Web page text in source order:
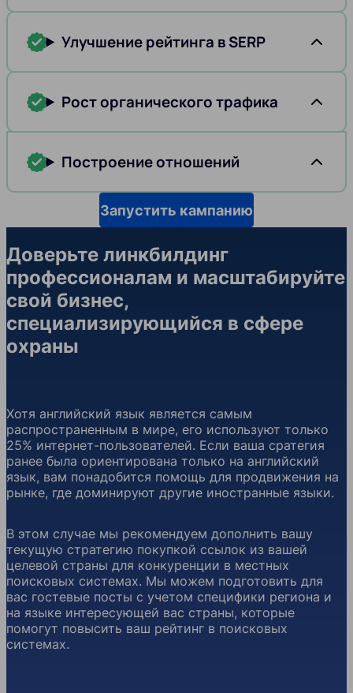
Улучшение рейтинга в SERP
Рост органического трафика
Построение отношений
Запустить кампанию
Доверьте линкбилдинг
профессионалам и масштабируйте
свой бизнес,
специализирующийся в сфере
охраны
Хотя английский язык является самым
распространенным в мире, его используют только
25% интернет-пользователей. Если ваша сратегия
ранее была ориентирована только на английский
язык, вам понадобится помощь для продвижения на
рынке, где доминируют другие иностранные языки.
В этом случае мы рекомендуем дополнить вашу
текущую стратегию покупкой ссылок из вашей
целевой страны для конкуренции в местных
поисковых системах. Мы можем подготовить для
вас гостевые посты с учетом специфики региона и
на языке интересующей вас страны, которые
помогут повысить ваш рейтинг в поисковых
системах.